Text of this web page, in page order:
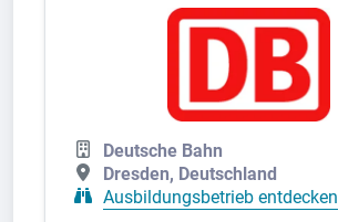
Deutsche Bahn
Dresden, Deutschland
Ausbildungsbetrieb entdecken